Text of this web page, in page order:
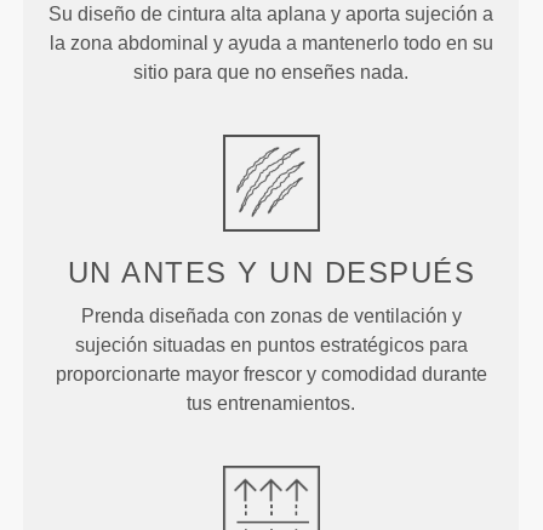
Su diseño de cintura alta aplana y aporta sujeción a
la zona abdominal y ayuda a mantenerlo todo en su
sitio para que no enseñes nada.
UN ANTES Y UN DESPUÉS
Prenda diseñada con zonas de ventilación y
sujeción situadas en puntos estratégicos para
proporcionarte mayor frescor y comodidad durante
tus entrenamientos.